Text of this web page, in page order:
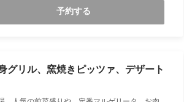
予約する
リル、窯焼きピッツァ、デザート